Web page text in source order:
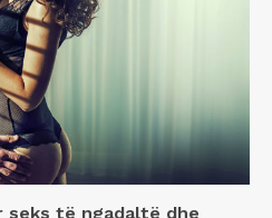
seks të ngadaltë dhe